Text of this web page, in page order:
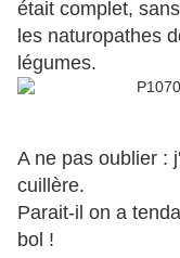
était complet,
les naturopathes
légumes.
A ne pas oublier :
cuillère.
Parait-il on a
bol !